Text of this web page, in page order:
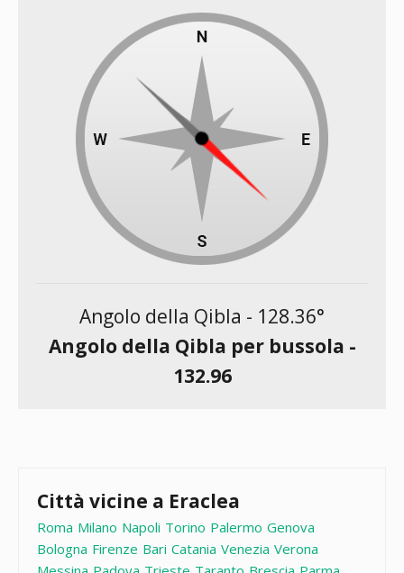
Angolo della Qibla - 128.36°
Angolo della Qibla per bussola -
132.96
Città vicine a Eraclea
Roma Milano Napoli Torino Palermo Genova
Bologna Firenze Bari Catania Venezia Verona